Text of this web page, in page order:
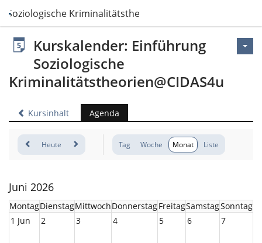
Soziologische Kriminalitätstheorien@CIDAS4u
Kurskalender: Einführung
Soziologische
Kriminalitätstheorien@CIDAS4u
Kursinhalt Agenda
Heute Tag Woche Monat Liste
Juni 2026
MontagDienstagMittwochDonnerstagFreitagSamstagSonntag
1 Jun
2 3 4 5 6 7